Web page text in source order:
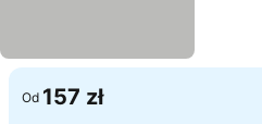
Od 157 zł